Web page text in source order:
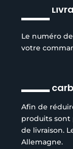
Le numéro
votre
Afin de
produits sont
de livraison.
Allemagne.